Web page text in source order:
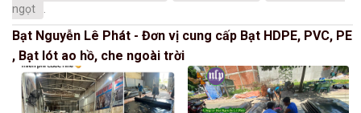
ngọt
Bạt Nguyễn Lê Phát - Đơn vị cung cấp Bạt HDPE, PVC, PE
, Bạt lót ao hồ, che ngoài trời